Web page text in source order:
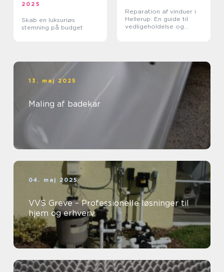
2025
Skab en luksuriøs
stemning på budget
Reparation af vinduer i
Hellerup: En guide til
vedligeholdelse og
13. maj 2025
Maling af badekar
04. maj 2025
VVS Greve – Professionelle løsninger til
hjem og erhverv